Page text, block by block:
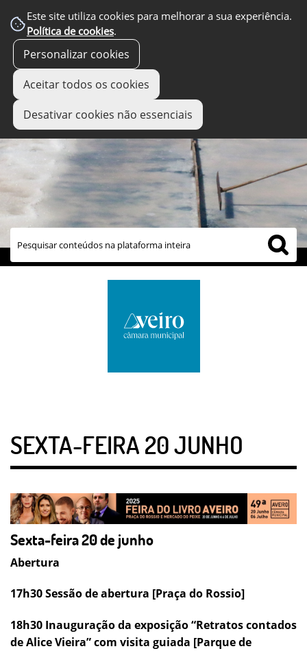
Este site utiliza cookies para melhorar a sua experiência.
Política de cookies.
Personalizar cookies
Aceitar todos os cookies
Desativar cookies não essenciais
links úteis
SEXTA-FEIRA 20 JUNHO
Sexta-feira 20 de junho
Abertura
17h30 Sessão de abertura [Praça do Rossio]
18h30 Inauguração da exposição “Retratos contados
de Alice Vieira” com visita guiada [Parque de